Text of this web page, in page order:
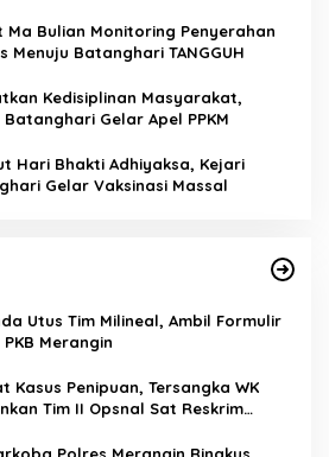
Ma Bulian Monitoring Penyerahan
Menuju Batanghari TANGGUH
Kedisiplinan Masyarakat,
Batanghari Gelar Apel PPKM
Hari Bhakti Adhiyaksa, Kejari
Gelar Vaksinasi Massal
Utus Tim Milineal, Ambil Formulir
PKB Merangin
Kasus Penipuan, Tersangka WK
Tim II Opsnal Sat Reskrim